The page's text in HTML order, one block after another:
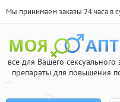
Мы принимаем заказы 24 часа в
все для Вашего сексуального
препараты для повышения